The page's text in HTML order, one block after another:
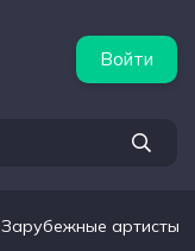
Войти
Зарубежные артисты